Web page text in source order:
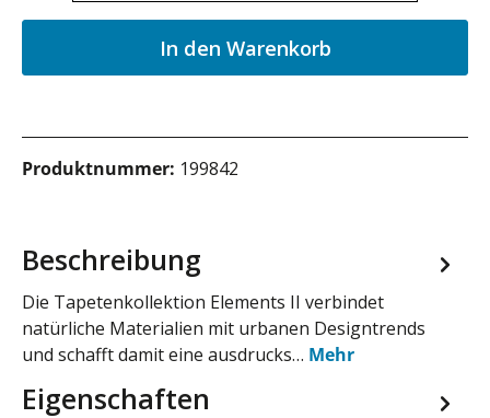
In den Warenkorb
Produktnummer: 199842
Beschreibung
Die Tapetenkollektion Elements II verbindet
natürliche Materialien mit urbanen Designtrends
und schafft damit eine ausdrucks… Mehr
Eigenschaften